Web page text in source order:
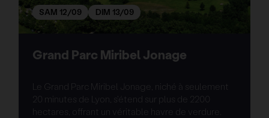
SAM 12/09 DIM 13/09
Grand Parc Miribel Jonage
Le Grand Parc Miribel Jonage, niché à seulement
20 minutes de Lyon, s'étend sur plus de 2200
hectares, offrant un véritable havre de verdure.